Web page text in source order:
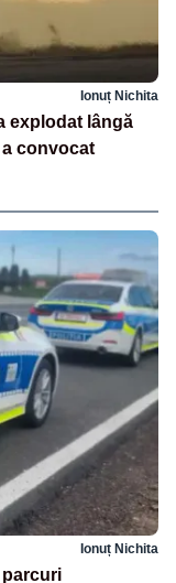
Ionuț Nichita
explodat lângă
convocat
Ionuț Nichita
parcuri